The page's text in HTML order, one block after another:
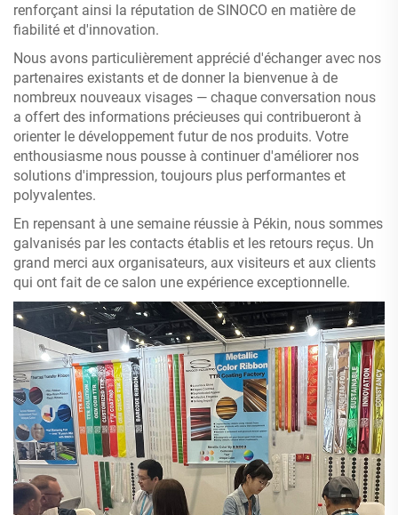
renforçant ainsi la réputation de SINOCO en matière de
fiabilité et d'innovation.
Nous avons particulièrement apprécié d'échanger avec nos
partenaires existants et de donner la bienvenue à de
nombreux nouveaux visages — chaque conversation nous
a offert des informations précieuses qui contribueront à
orienter le développement futur de nos produits. Votre
enthousiasme nous pousse à continuer d'améliorer nos
solutions d'impression, toujours plus performantes et
polyvalentes.
En repensant à une semaine réussie à Pékin, nous sommes
galvanisés par les contacts établis et les retours reçus. Un
grand merci aux organisateurs, aux visiteurs et aux clients
qui ont fait de ce salon une expérience exceptionnelle.